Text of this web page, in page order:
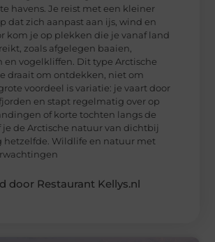
havens. Je reist met een kleiner
dat zich aanpast aan ijs, wind en
kom je op plekken die je vanaf land
zoals afgelegen baaien,
en vogelkliffen. Dit type Arctische
draait om ontdekken, niet om
voordeel is variatie: je vaart door
en stapt regelmatig over op
of korte tochten langs de
je de Arctische natuur van dichtbij
hetzelfde. Wildlife en natuur met
door Restaurant Kellys.nl